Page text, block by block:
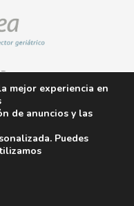
mejor experiencia en
de anuncios y las
Puedes